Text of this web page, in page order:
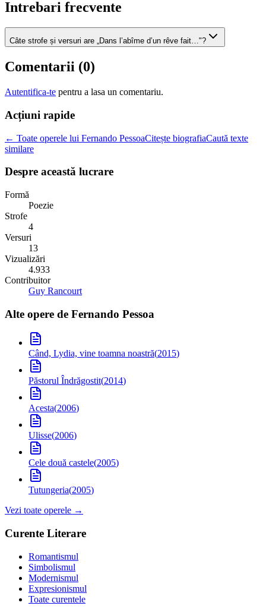
Intrebari frecvente
Câte strofe și versuri are „Dans l’abîme d’un rêve fait…"?
Comentarii (0)
Autentifica-te pentru a lasa un comentariu.
Acțiuni rapide
← Toate operele lui Fernando PessoaCitește biografiaCaută texte
similare
Despre această lucrare
Formă
Poezie
Strofe
4
Versuri
13
Vizualizări
4.933
Contribuitor
Guy Rancourt
Alte opere de Fernando Pessoa
Când, Lydia, vine toamna noastră(2015)
Păstorul Îndrăgostit(2014)
Acesta(2006)
Ulisse(2006)
Cele două castele(2005)
Tutungeria(2005)
Vezi toate operele →
Curente Literare
Romantismul
Simbolismul
Modernismul
Expresionismul
Toate curentele